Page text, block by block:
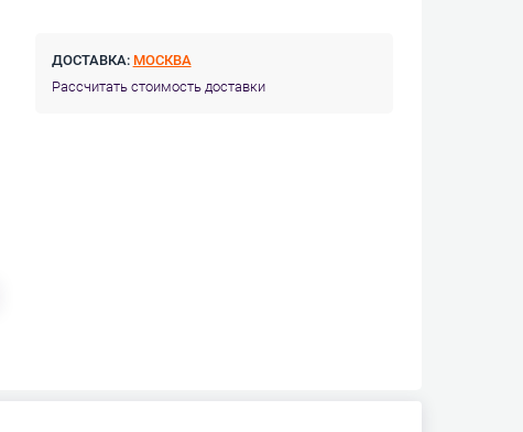
ДОСТАВКА: МОСКВА
Рассчитать стоимость доставки